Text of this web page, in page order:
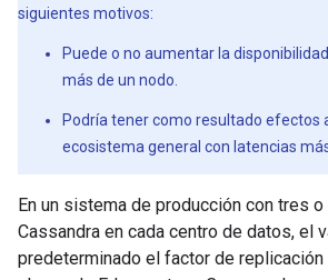
siguientes motivos:
Puede o no aumentar la
más de un nodo.
Podría tener como resultado efectos
ecosistema general con latencias
En un sistema de producción con tres
Cassandra en cada centro de datos, el
predeterminado el factor de